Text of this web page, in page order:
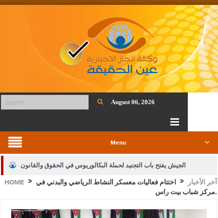
August 06, 2026
Menu
الجيش يفتح باب التجنيد لحملة البكالوريوس في الحقوق والقانون
بيان اجتماع عمّان:دعم الوصاية الهاشمية التاريخية على المقدسات HOME آخر الأخبار
اختتام فعاليات معسكر النشاط الرياضي والبدني في
مركز شباب بيت راس.